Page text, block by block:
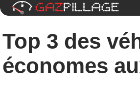
Top 3 des
économes